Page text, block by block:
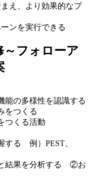
え、より効果的なプ
ンを実行できる
～フォローア
能の多様性を認識する
をつくる
つくる活動
する 例）PEST、
結果を分析する ②お